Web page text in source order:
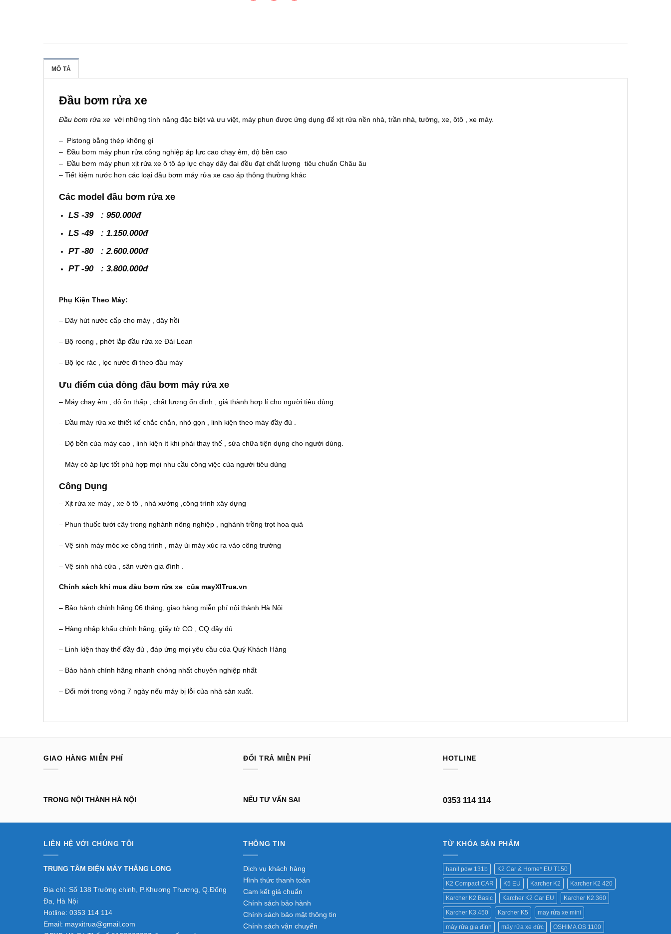
MÔ TẢ
Đầu bơm rửa xe
Đầu bơm rửa xe với những tính năng đặc biệt và ưu việt, máy phun được ứng dụng để xịt rửa nền nhà, trần nhà, tường, xe, ôtô , xe máy.
– Pistong bằng thép không gỉ
– Đầu bơm máy phun rửa công nghiệp áp lực cao chạy êm, độ bền cao
– Đầu bơm máy phun xịt rửa xe ô tô áp lực chạy dây đai đều đạt chất lượng tiêu chuẩn Châu âu
– Tiết kiệm nước hơn các loại đầu bơm máy rửa xe cao áp thông thường khác
Các model đầu bơm rửa xe
LS -39 : 950.000đ
LS -49 : 1.150.000đ
PT -80 : 2.600.000đ
PT -90 : 3.800.000đ
Phụ Kiện Theo Máy:
– Dây hút nước cấp cho máy , dây hồi
– Bộ roong , phớt lắp đầu rửa xe Đài Loan
– Bộ lọc rác , lọc nước đi theo đầu máy
Ưu điểm của dòng đầu bơm máy rửa xe
– Máy chạy êm , độ ồn thấp , chất lượng ổn định , giá thành hợp lí cho người tiêu dùng.
– Đầu máy rửa xe thiết kế chắc chắn, nhỏ gọn , linh kiện theo máy đầy đủ .
– Độ bền của máy cao , linh kiện ít khi phải thay thế , sửa chữa tiện dụng cho người dùng.
– Máy có áp lực tốt phù hợp mọi nhu cầu công việc của người tiêu dùng
Công Dụng
– Xịt rửa xe máy , xe ô tô , nhà xưởng ,công trình xây dựng
– Phun thuốc tưới cây trong nghành nông nghiệp , nghành trồng trọt hoa quả
– Vệ sinh máy móc xe công trình , máy ủi máy xúc ra vảo công trường
– Vệ sinh nhà cửa , sân vườn gia đình .
Chính sách khi mua đàu bơm rửa xe của mayXITrua.vn
– Bảo hành chính hãng 06 tháng, giao hàng miễn phí nội thành Hà Nội
– Hàng nhập khẩu chính hãng, giấy tờ CO , CQ đầy đủ
– Linh kiện thay thế đầy đủ , đáp ứng mọi yêu cầu của Quý Khách Hàng
– Bảo hành chính hãng nhanh chóng nhất chuyên nghiệp nhất
– Đổi mới trong vòng 7 ngày nếu máy bị lỗi của nhà sản xuất.
GIAO HÀNG MIỄN PHÍ
TRONG NỘI THÀNH HÀ NỘI
ĐỔI TRẢ MIỄN PHÍ
NẾU TƯ VẤN SAI
HOTLINE
0353 114 114
LIÊN HỆ VỚI CHÚNG TÔI
TRUNG TÂM ĐIỆN MÁY THĂNG LONG
Địa chỉ: Số 138 Trường chinh, P.Khương Thương, Q.Đống
Đa, Hà Nội
Hotline: 0353 114 114
Email: mayxitrua@gmail.com
THÔNG TIN
Dịch vụ khách hàng
Hình thức thanh toán
Cam kết giá chuẩn
Chính sách bảo hành
Chính sách bảo mật thông tin
Chính sách vận chuyển
TỪ KHÓA SẢN PHẨM
hanil pdw 131b K2 Car & Home* EU T150
K2 Compact CAR K5 EU Karcher K2 Karcher K2 420
Karcher K2 Basic Karcher K2 Car EU Karcher K2.360
Karcher K3.450 Karcher K5 may rửa xe mini
máy rửa gia đình máy rửa xe đức OSHIMA OS 1100